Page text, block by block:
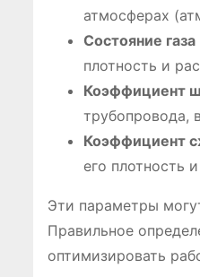
атмосферах
Состояние газа
плотность и
Коэффициент
трубопровода,
Коэффициент
его плотность
Эти параметры
Правильное
оптимизировать